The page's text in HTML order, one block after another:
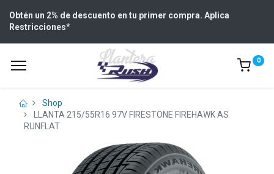
Obtén un 2% de descuento en tu primer compra. Aplica
Restricciones*
0
Shop
LLANTA 215/55R16 97V FIRESTONE FIREHAWK AS
RUNFLAT